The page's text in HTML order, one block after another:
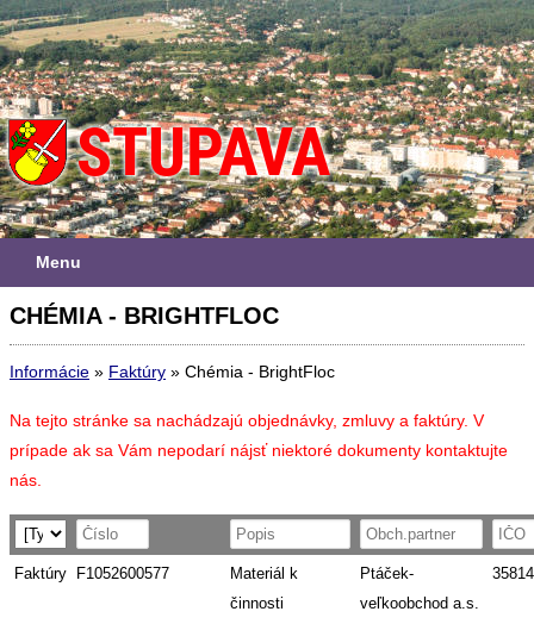
Menu
CHÉMIA - BRIGHTFLOC
Informácie » Faktúry » Chémia - BrightFloc
Na tejto stránke sa nachádzajú objednávky, zmluvy a faktúry. V
prípade ak sa Vám nepodarí nájsť niektoré dokumenty kontaktujte
nás.
Faktúry F1052600577
Materiál k
činnosti
Ptáček-
veľkoobchod a.s.